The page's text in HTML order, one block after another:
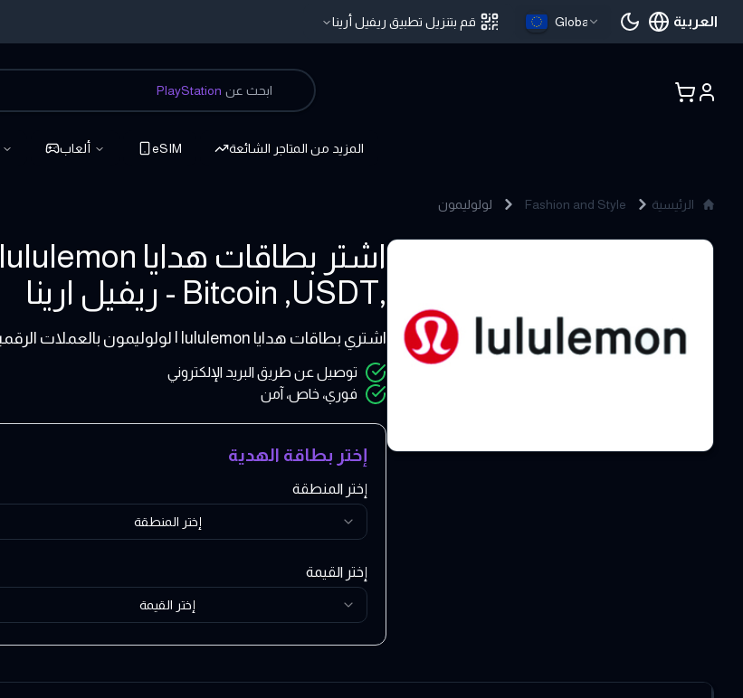
قم بتنزيل تطبيق ريفيل أرينا Global العربية
اللغة الحالية
ابحث عن PlayStation
ألعاب eSIM المزيد من المتاجر الشائعة
الرئيسية Fashion and Style لولوليمون
lululemon
,Bitcoin ,USDT - ريفيل ارينا
5 - 500 USD
اشتري بطاقات هدايا lululemon | لولوليمون بالعملات الرقمية واحصل على توصيل مباشر ودعم طوال اليوم من Refillarena
توصيل عن طريق البريد الإلكتروني
فوري، خاص، آمن
إختر بطاقة الهدية
إختر المنطقة
إختر المنطقة
إختر القيمة
إختر القيمة